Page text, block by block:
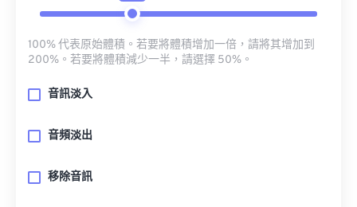
100% 代表原始體積。若要將體積增加一倍，請將其增加到
200%。若要將體積減少一半，請選擇 50%。
音訊淡入
音頻淡出
移除音訊